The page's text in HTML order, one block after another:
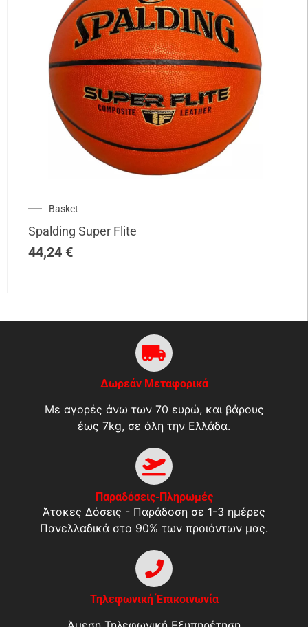
Basket
Spalding Super Flite
44,24 €
Δωρεάν Μεταφορικά
Με αγορές άνω των 70 ευρώ, και βάρους
έως 7kg, σε όλη την Ελλάδα.
Παραδόσεις-Πληρωμές
Άτοκες Δόσεις - Παράδοση σε 1-3 ημέρες
Πανελλαδικά στο 90% των προιόντων μας.
Τηλεφωνική Έπικοινωνία